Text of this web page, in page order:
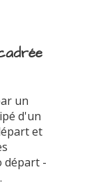
un
d'un
et
départ -